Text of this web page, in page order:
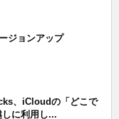
ジョンアップ
、iCloudの「どこで
に利用し...